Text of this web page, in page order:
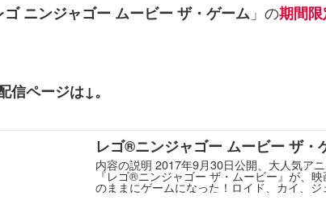
ゴ ニンジャゴー ムービー ザ・ゲーム 」の期間
信ページは↓。
レゴ®ニンジャゴー ムービー ザ・
内容の説明 2017年9月30日公開、大人気ア
『レゴ®ニンジャゴー ザ・ムービー』が、
のままにゲームになった！ロイド、カイ、
ン、ニャーの6人の最強ニンジャとしてスキ